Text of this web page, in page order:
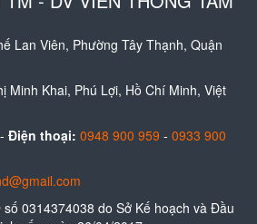
Lan Viên, Phường Tây Thạnh, Quận
Minh Khai, Phú Lợi, Hồ Chí Minh, Việt
- Điện thoại: 0948 900 959 - 0933 900
0314374038 do Sở Kế hoạch và Đầu